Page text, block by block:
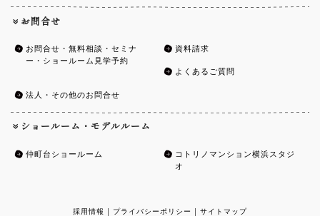
お問合せ
お問合せ・無料相談・セミナ
ー・ショールーム見学予約
資料請求
よくあるご質問
法人・その他のお問合せ
ショールーム・モデルルーム
仲町台ショールーム
コトリノマンション横浜スタジ
オ
採用情報 | プライバシーポリシー | サイトマップ